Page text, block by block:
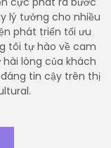
lý tưởng cho nhiều
phát triển tối ưu
tôi tự hào về cam
lòng của khách
tin cậy trên thị